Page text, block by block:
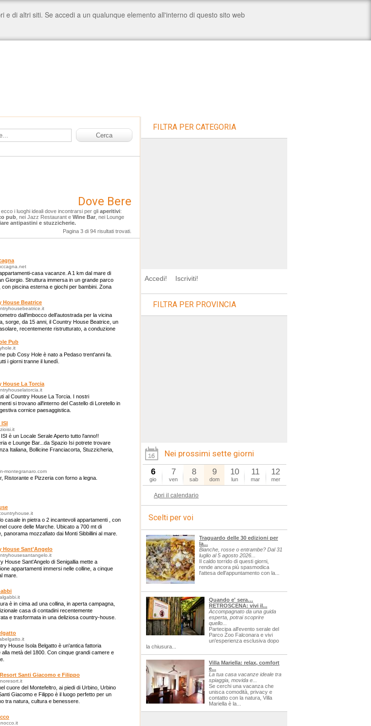
Dove Bere
i luoghi ideali dove incontrarsi per gli aperitivi:
pub , nei Jazz Restaurant e Wine Bar , nei Lounge
antipastini e stuzzicherie.
Pagina 3 di 94 risultati trovati.
casa vacanze. A 1 km dal mare di
Giorgio. Struttura immersa in un grande parco
con piscina esterna e giochi per bambini. Zona
House Beatrice
dall’imbocco dell’autostrada per la vicina
sorge, da 15 anni, il Country House Beatrice, un
recentemente ristrutturato, a conduzione
Pub
pub Cosy Hole è nato a Pedaso trent'anni fa.
i giorni tranne il lunedì.
House La Torcia
al Country House La Torcia. I nostri
si trovano all'interno del Castello di Loretello in
cornice paesaggistica.
ISI
è un Locale Serale Aperto tutto l'anno!!
e Lounge Bar...da Spazio Isi potrete trovare
Italiana, Bollicine Franciacorta, Stuzzicheria,
montegranaro.com
Ristorante e Pizzeria con forno a legna.
casale in pietra o 2 incantevoli appartamenti , con
cuore delle Marche. Ubicato a 700 mt di
panorama mozzafiato dai Monti Sibbillini al mare.
House Sant'Angelo
House Sant'Angelo di Senigallia mette a
appartamenti immersi nelle colline, a cinque
mare.
è in cima ad una collina, in aperta campagna,
casa di contadini recentemente
e trasformata in una deliziosa country-house.
House Isola Belgatto è un'antica fattoria
alla metà del 1800. Con cinque grandi camere e
Santi Giacomo e Filippo
cuore del Montefeltro, ai piedi di Urbino, Urbino
Giacomo e Filippo è il luogo perfetto per un
tra natura, cultura e benessere.
FILTRA PER CATEGORIA
Accedi! Iscriviti!
FILTRA PER PROVINCIA
Nei prossimi sette giorni
6
gio
7
ven
8
sab
9
dom
10
lun
11
mar
12
mer
Apri il calendario
Scelti per voi
Traguardo delle 30 edizioni per
la...
Bianche, rosse o entrambe? Dal 31
luglio al 5 agosto 2026...
Il caldo torrido di questi giorni,
rende ancora più spasmodica
l'attesa dell'appuntamento con la...
Quando e' sera…
RETROSCENA: vivi il...
Accompagnato da una guida
esperta, potrai scoprire
quello...
Partecipa all'evento serale del
Parco Zoo Falconara e vivi
un'esperienza esclusiva dopo
la chiusura...
Villa Mariella: relax, comfort
e...
La tua casa vacanze ideale tra
spiaggia, movida e...
Se cerchi una vacanza che
unisca comodità, privacy e
contatto con la natura, Villa
Mariella è la...